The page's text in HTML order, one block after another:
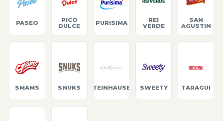
PASEO
PICO
DULCE
PURISIMA
REI
VERDE
SAN
AGUSTIN
SMAMS SNUKS STEINHAUSER SWEETY TARAGUI